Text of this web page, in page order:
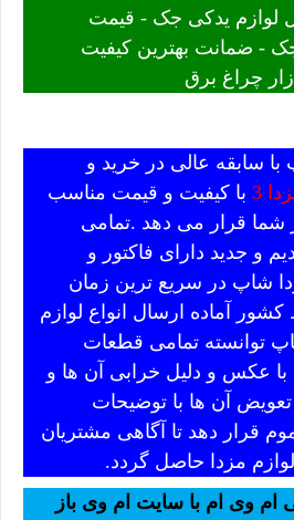
لوازم یدکی جک - قیمت
- ضمانت بهترین کیفیت
چراغ برق
سابقه عالی در خرید و
3
با کیفیت و قیمت مناسب
شما قرار می دهد .تمامی
و جدید دارای فاکتور و
شاپ در سریع ترین زمان
آماده ارسال انواع لوازم
توانسته تمامی قطعات
با عکس و دلیل خرابی آن ها و
آن ها با توضیحات
قرار دهد تا آگاهی مشتریان
مزدا حاصل گردد.
ام وی ام با سایت ام وی باز